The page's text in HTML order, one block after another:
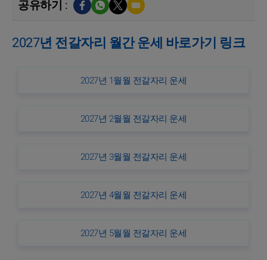
공유하기 :
2027년 전갈자리 월간 운세 바로가기 링크
2027년 1월월 전갈자리 운세
2027년 2월월 전갈자리 운세
2027년 3월월 전갈자리 운세
2027년 4월월 전갈자리 운세
2027년 5월월 전갈자리 운세